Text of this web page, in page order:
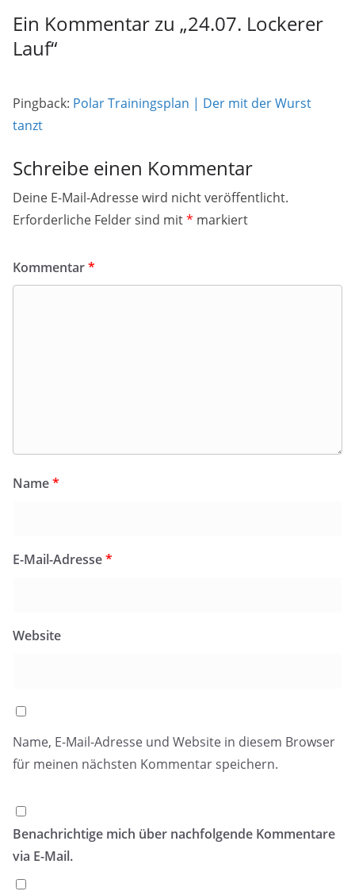
Ein Kommentar zu „24.07. Lockerer
Lauf“
Pingback: Polar Trainingsplan | Der mit der Wurst
tanzt
Schreibe einen Kommentar
Deine E-Mail-Adresse wird nicht veröffentlicht.
Erforderliche Felder sind mit* markiert
Kommentar*
Name*
E-Mail-Adresse*
Website
Name, E-Mail-Adresse und Website in diesem Browser
für meinen nächsten Kommentar speichern.
Benachrichtige mich über nachfolgende Kommentare
via E-Mail.